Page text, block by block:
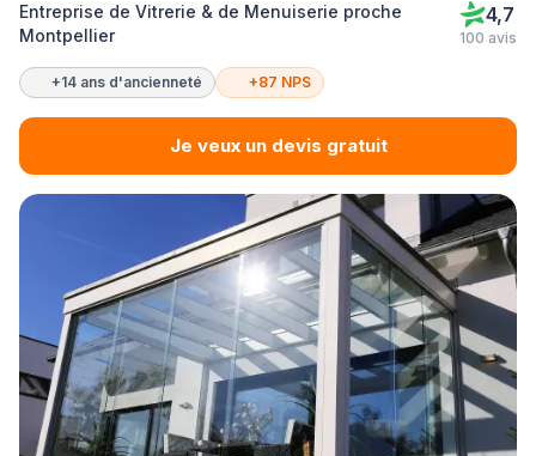
Entreprise de Vitrerie & de Menuiserie proche
Montpellier
4,7
100 avis
+14 ans d'ancienneté +87 NPS
Je veux un devis gratuit